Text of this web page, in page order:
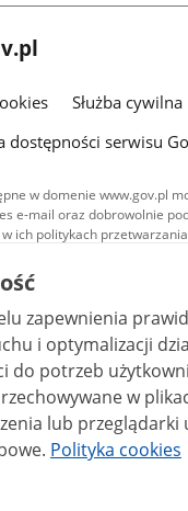
Służba cywilna
dostępności serwisu
w domenie www.gov.pl
e-mail oraz dobrowolnie
ich politykach
Treści tekstowe
udostępniane na licencji
warunkach 4.0 (CC BY-SA
są udostępniane na licencji
bez utworów zależnych 4.0
zapewnienia
działania
do potrzeb
lub przeglądarki
Polityka cookies